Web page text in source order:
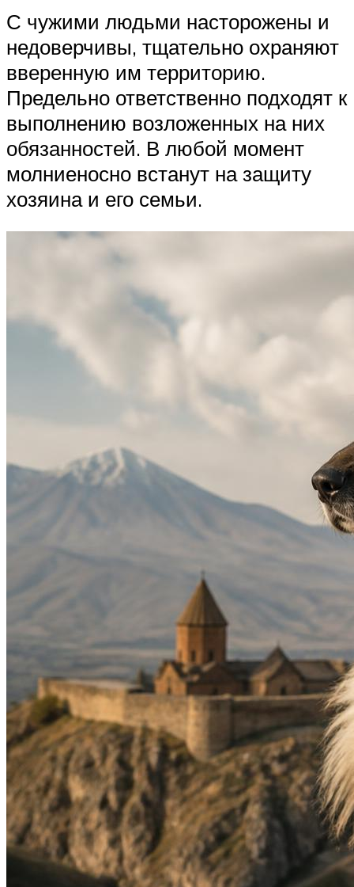
С чужими людьми насторожены и
недоверчивы, тщательно охраняют
вверенную им территорию.
Предельно ответственно подходят к
выполнению возложенных на них
обязанностей. В любой момент
молниеносно встанут на защиту
хозяина и его семьи.